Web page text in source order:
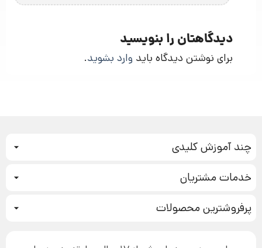
دیدگاهتان را بنویسید
برای نوشتن دیدگاه باید وارد بشوید.
چند آموزش کلیدی
بازاریابی عصبی
تبلیغ نویسی
افزایش عملکرد
خدمات مشتریان
آموزش دسترسی به دانلود فایل‌ها
پرفروشترین محصولاتدوره جدید سیستم سازی